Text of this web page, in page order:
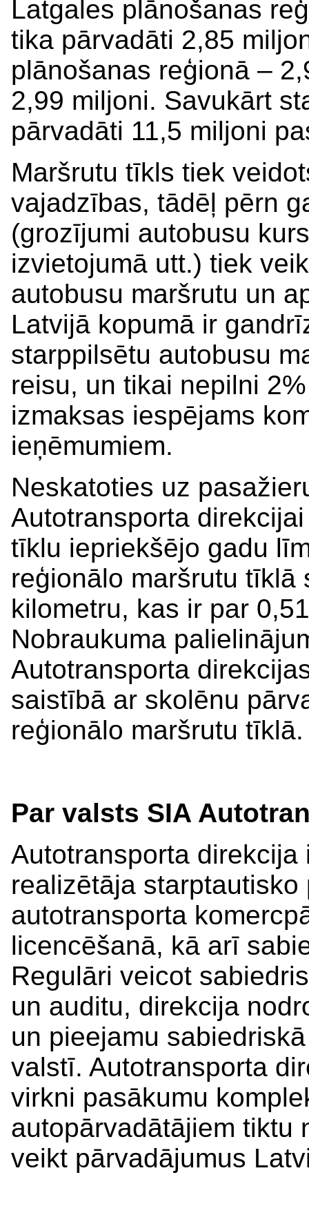
Latgales plānošanas
tika pārvadāti 2,85
plānošanas reģionā –
2,99 miljoni. Savukārt
pārvadāti 11,5 miljoni
Maršrutu tīkls tiek
vajadzības, tādēļ pērn
(grozījumi autobusu
izvietojumā utt.) tiek
autobusu maršrutu un
Latvijā kopumā ir
starppilsētu autobusu
reisu, un tikai nepilni
izmaksas iespējams
ieņēmumiem.
Neskatoties uz
Autotransporta
tīklu iepriekšējo gadu
reģionālo maršrutu
kilometru, kas ir par
Nobraukuma
Autotransporta
saistībā ar skolēnu
reģionālo maršrutu tīklā.
Par valsts SIA
Autotransporta
realizētāja
autotransporta
licencēšanā, kā arī
Regulāri veicot
un auditu, direkcija
un pieejamu
valstī. Autotransporta
virkni pasākumu
autopārvadātājiem tiktu
veikt pārvadājumus